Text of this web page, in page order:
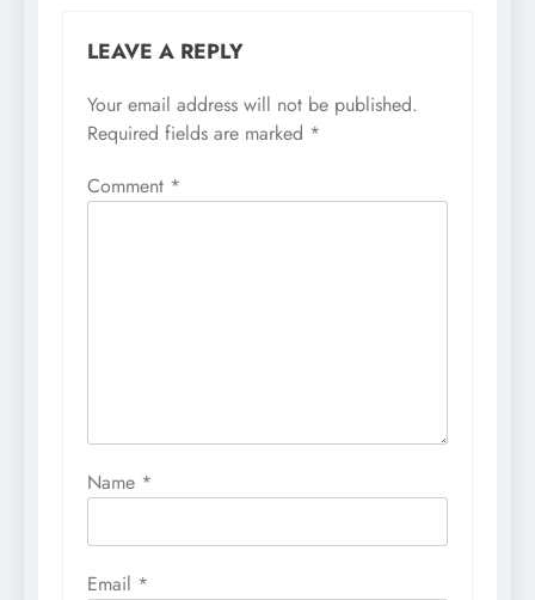
LEAVE A REPLY
Your email address will not be published.
Required fields are marked *
Comment *
Name *
Email *